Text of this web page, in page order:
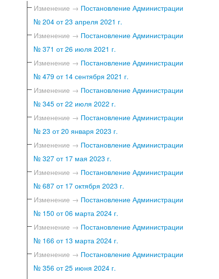
Изменение → Постановление Администрации
№ 204 от 23 апреля 2021 г.
Изменение → Постановление Администрации
№ 371 от 26 июля 2021 г.
Изменение → Постановление Администрации
№ 479 от 14 сентября 2021 г.
Изменение → Постановление Администрации
№ 345 от 22 июля 2022 г.
Изменение → Постановление Администрации
№ 23 от 20 января 2023 г.
Изменение → Постановление Администрации
№ 327 от 17 мая 2023 г.
Изменение → Постановление Администрации
№ 687 от 17 октября 2023 г.
Изменение → Постановление Администрации
№ 150 от 06 марта 2024 г.
Изменение → Постановление Администрации
№ 166 от 13 марта 2024 г.
Изменение → Постановление Администрации
№ 356 от 25 июня 2024 г.